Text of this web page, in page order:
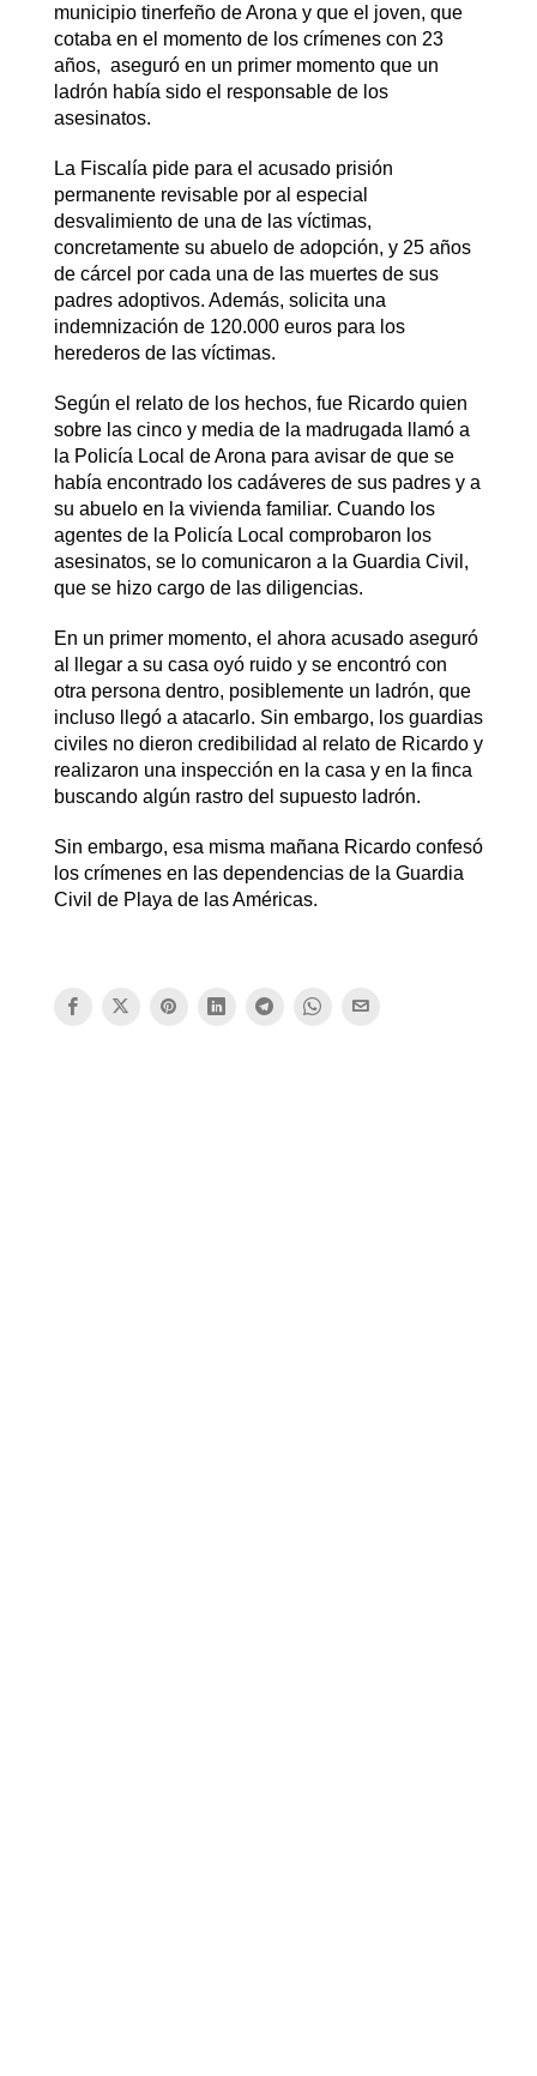
municipio tinerfeño de Arona y que el joven, que
cotaba en el momento de los crímenes con 23
años, aseguró en un primer momento que un
ladrón había sido el responsable de los
asesinatos.
La Fiscalía pide para el acusado prisión
permanente revisable por al especial
desvalimiento de una de las víctimas,
concretamente su abuelo de adopción, y 25 años
de cárcel por cada una de las muertes de sus
padres adoptivos. Además, solicita una
indemnización de 120.000 euros para los
herederos de las víctimas.
Según el relato de los hechos, fue Ricardo quien
sobre las cinco y media de la madrugada llamó a
la Policía Local de Arona para avisar de que se
había encontrado los cadáveres de sus padres y a
su abuelo en la vivienda familiar. Cuando los
agentes de la Policía Local comprobaron los
asesinatos, se lo comunicaron a la Guardia Civil,
que se hizo cargo de las diligencias.
En un primer momento, el ahora acusado aseguró
al llegar a su casa oyó ruido y se encontró con
otra persona dentro, posiblemente un ladrón, que
incluso llegó a atacarlo. Sin embargo, los guardias
civiles no dieron credibilidad al relato de Ricardo y
realizaron una inspección en la casa y en la finca
buscando algún rastro del supuesto ladrón.
Sin embargo, esa misma mañana Ricardo confesó
los crímenes en las dependencias de la Guardia
Civil de Playa de las Américas.